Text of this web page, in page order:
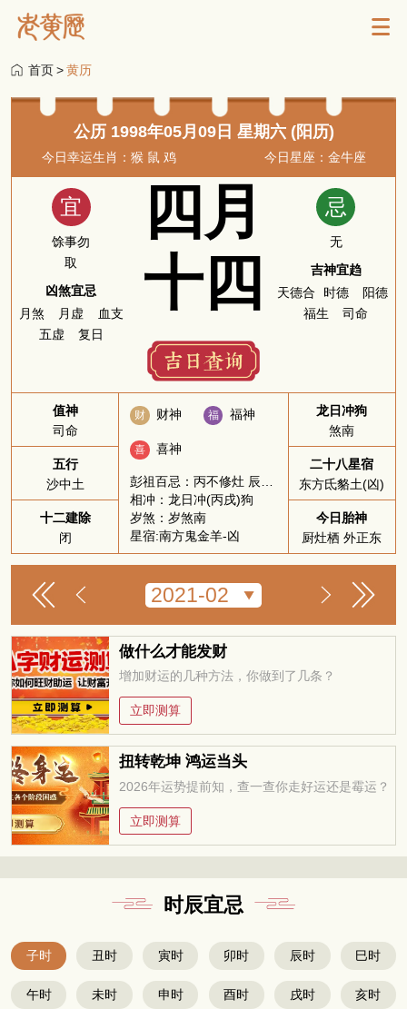
首页>黄历
公历 1998年05月09日 星期六 (阳历)
今日幸运生肖：猴 鼠 鸡 今日星座：金牛座
宜
馀事勿
取
凶煞宜忌
月煞
月虚
血支
五虚
复日
四月
十四
忌
无
吉神宜趋
天德合
时德
阳德
福生
司命
值神
司命
五行
沙中土
十二建除
闭
财 财神 福 福神
喜 喜神
彭祖百忌：丙不修灶 辰不哭泣
相冲：龙日冲(丙戌)狗
岁煞：岁煞南
星宿:南方鬼金羊-凶
龙日冲狗
煞南
二十八星宿
东方氐貉土(凶)
今日胎神
厨灶栖 外正东
做什么才能发财
增加财运的几种方法，你做到了几条？
立即测算
扭转乾坤 鸿运当头
2026年运势提前知，查一查你走好运还是霉运？
立即测算
时辰宜忌
子时 丑时 寅时 卯时 辰时 巳时
午时 未时 申时 酉时 戌时 亥时